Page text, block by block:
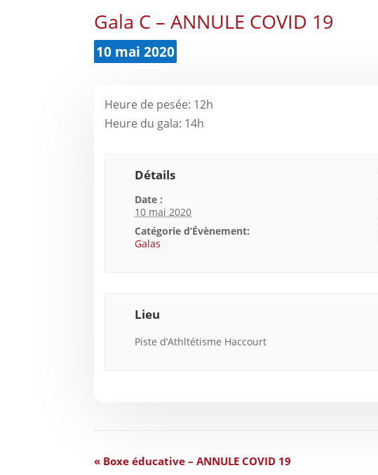
Gala C – ANNULE COVID 19
10 mai 2020
Heure de pesée: 12h
Heure du gala: 14h
Détails
Date :
10 mai 2020
Catégorie d’Évènement:
Galas
Lieu
Piste d’Athltétisme Haccourt
« Boxe éducative – ANNULE COVID 19